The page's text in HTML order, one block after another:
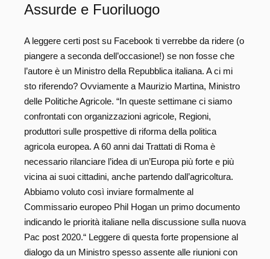
Assurde e Fuoriluogo
A leggere certi post su Facebook ti verrebbe da ridere (o
piangere a seconda dell’occasione!) se non fosse che
l’autore è un Ministro della Repubblica italiana. A ci mi
sto riferendo? Ovviamente a Maurizio Martina, Ministro
delle Politiche Agricole. “In queste settimane ci siamo
confrontati con organizzazioni agricole, Regioni,
produttori sulle prospettive di riforma della politica
agricola europea. A 60 anni dai Trattati di Roma è
necessario rilanciare l’idea di un’Europa più forte e più
vicina ai suoi cittadini, anche partendo dall’agricoltura.
Abbiamo voluto così inviare formalmente al
Commissario europeo Phil Hogan un primo documento
indicando le priorità italiane nella discussione sulla nuova
Pac post 2020.“ Leggere di questa forte propensione al
dialogo da un Ministro spesso assente alle riunioni con